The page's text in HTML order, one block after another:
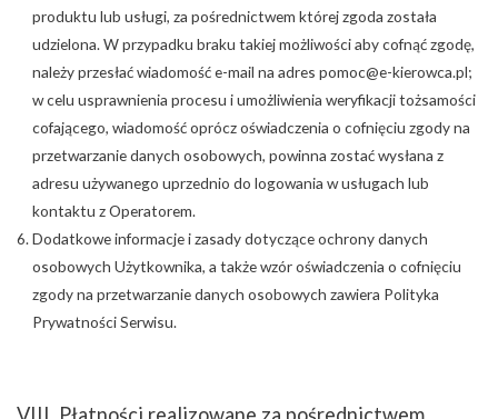
produktu lub usługi, za pośrednictwem której zgoda została
udzielona. W przypadku braku takiej możliwości aby cofnąć zgodę,
należy przesłać wiadomość e-mail na adres pomoc@e-kierowca.pl;
w celu usprawnienia procesu i umożliwienia weryfikacji tożsamości
cofającego, wiadomość oprócz oświadczenia o cofnięciu zgody na
przetwarzanie danych osobowych, powinna zostać wysłana z
adresu używanego uprzednio do logowania w usługach lub
kontaktu z Operatorem.
Dodatkowe informacje i zasady dotyczące ochrony danych
osobowych Użytkownika, a także wzór oświadczenia o cofnięciu
zgody na przetwarzanie danych osobowych zawiera Polityka
Prywatności Serwisu.